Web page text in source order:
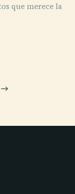
que merece la